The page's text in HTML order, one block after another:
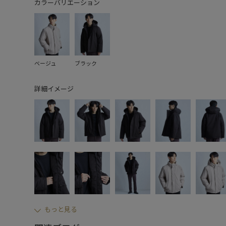
カラーバリエーション
ベージュ ブラック
詳細イメージ
もっと見る